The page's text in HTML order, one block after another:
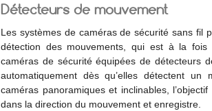
Détecteurs de mouvement
Les systèmes de caméras de sécurité sans fil
détection des mouvements, qui est à la
caméras de sécurité équipées de détecteurs
automatiquement dès qu’elles détectent
caméras panoramiques et inclinables,
dans la direction du mouvement et enregistre.